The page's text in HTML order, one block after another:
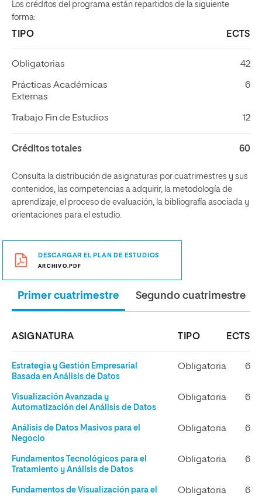
Los créditos del programa están repartidos de la siguiente
forma:
TIPO ECTS
Obligatorias 42
Prácticas Académicas
Externas
6
Trabajo Fin de Estudios 12
Créditos totales 60
Consulta la distribución de asignaturas por cuatrimestres y sus
contenidos, las competencias a adquirir, la metodología de
aprendizaje, el proceso de evaluación, la bibliografía asociada y
orientaciones para el estudio.
DESCARGAR EL PLAN DE ESTUDIOS
ARCHIVO.PDF
Primer cuatrimestre Segundo cuatrimestre
ASIGNATURA TIPO ECTS
Estrategia y Gestión Empresarial
Basada en Análisis de Datos
Obligatoria 6
Visualización Avanzada y
Automatización del Análisis de Datos
Obligatoria 6
Análisis de Datos Masivos para el
Negocio
Obligatoria 6
Fundamentos Tecnológicos para el
Tratamiento y Análisis de Datos
Obligatoria 6
Fundamentos de Visualización para el
Obligatoria 6